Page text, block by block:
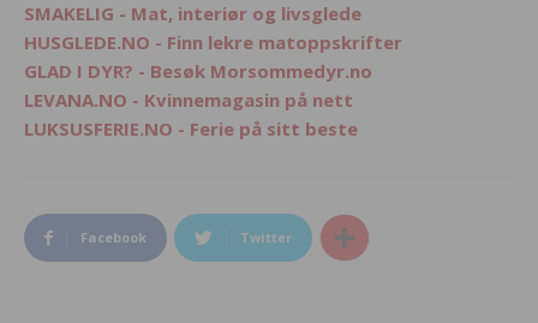
SMAKELIG - Mat, interiør og livsglede
HUSGLEDE.NO - Finn lekre matoppskrifter
GLAD I DYR? - Besøk Morsommedyr.no
LEVANA.NO - Kvinnemagasin på nett
LUKSUSFERIE.NO - Ferie på sitt beste
Facebook Twitter